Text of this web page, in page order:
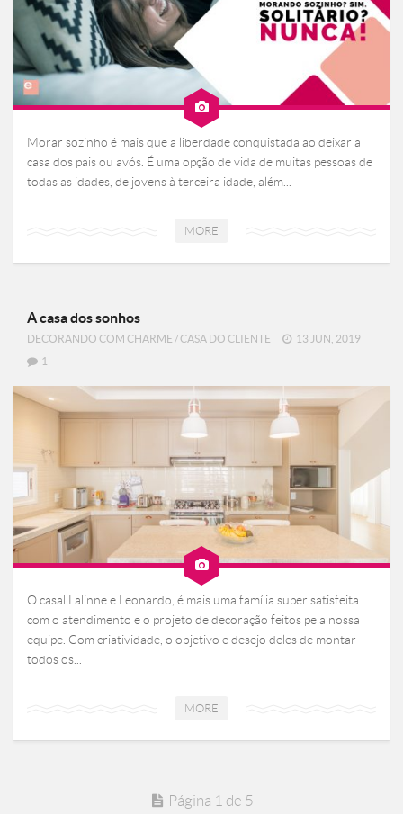
Morar sozinho é mais que a liberdade conquistada ao deixar a
casa dos pais ou avós. É uma opção de vida de muitas pessoas de
todas as idades, de jovens à terceira idade, além...
MORE
A casa dos sonhos
DECORANDO COM CHARME /CASA DO CLIENTE
13 JUN, 2019
1
O casal Lalinne e Leonardo, é mais uma família super satisfeita
com o atendimento e o projeto de decoração feitos pela nossa
equipe. Com criatividade, o objetivo e desejo deles de montar
todos os...
MORE
Página 1 de 5